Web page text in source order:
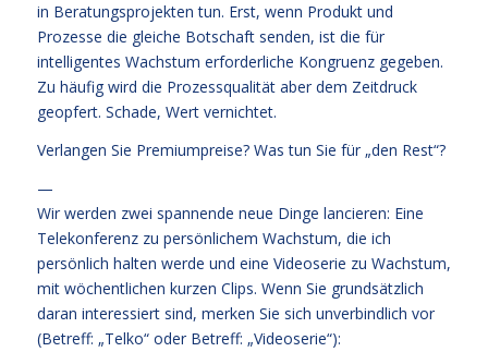
in Beratungsprojekten tun. Erst, wenn Produkt und
Prozesse die gleiche Botschaft senden, ist die für
intelligentes Wachstum erforderliche Kongruenz gegeben.
Zu häufig wird die Prozessqualität aber dem Zeitdruck
geopfert. Schade, Wert vernichtet.
Verlangen Sie Premiumpreise? Was tun Sie für „den Rest“?
—
Wir werden zwei spannende neue Dinge lancieren: Eine
Telekonferenz zu persönlichem Wachstum, die ich
persönlich halten werde und eine Videoserie zu Wachstum,
mit wöchentlichen kurzen Clips. Wenn Sie grundsätzlich
daran interessiert sind, merken Sie sich unverbindlich vor
(Betreff: „Telko“ oder Betreff: „Videoserie“):